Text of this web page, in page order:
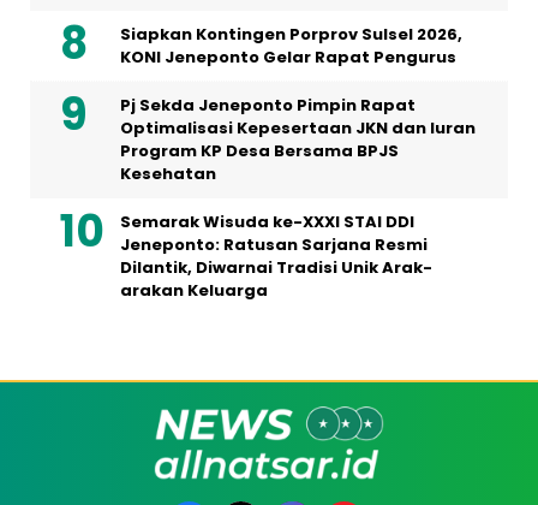
Siapkan Kontingen Porprov Sulsel 2026,
KONI Jeneponto Gelar Rapat Pengurus
Pj Sekda Jeneponto Pimpin Rapat
Optimalisasi Kepesertaan JKN dan Iuran
Program KP Desa Bersama BPJS
Kesehatan
Semarak Wisuda ke-XXXI STAI DDI
Jeneponto: Ratusan Sarjana Resmi
Dilantik, Diwarnai Tradisi Unik Arak-
arakan Keluarga